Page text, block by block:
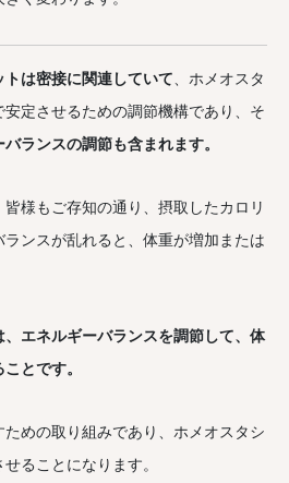
は密接に関連していて 、ホメオスタ
定させるための調節機構であり、そ
ランスの調節も含まれます。
様もご存知の通り、摂取したカロリ
ンスが乱れると、体重が増加または
エネルギーバランスを調節して、体
とです。
めの取り組みであり、ホメオスタシ
ることになります。